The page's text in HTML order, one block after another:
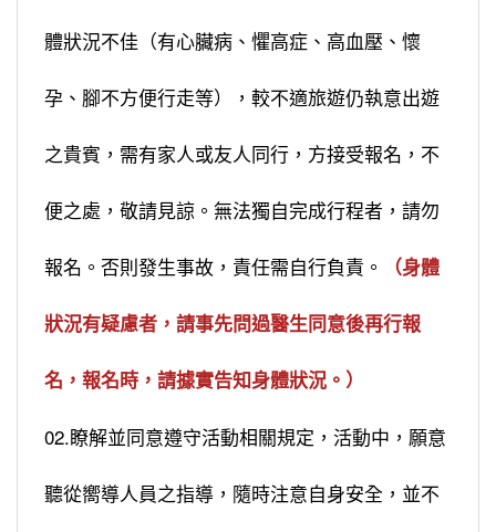
體狀況不佳（有心臟病、懼高症、高血壓、懷
孕、腳不方便行走等），較不適旅遊仍執意出遊
之貴賓，需有家人或友人同行，方接受報名，不
便之處，敬請見諒。無法獨自完成行程者，請勿
報名。否則發生事故，責任需自行負責。 （身體
狀況有疑慮者，請事先問過醫生同意後再行報
名，報名時，請據實告知身體狀況。）
02.瞭解並同意遵守活動相關規定，活動中，願意
聽從嚮導人員之指導，隨時注意自身安全，並不